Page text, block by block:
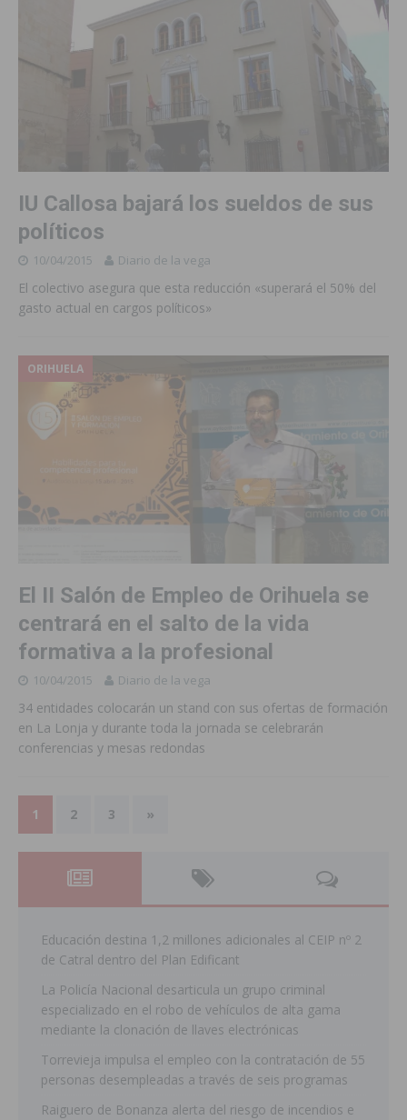
IU Callosa bajará los sueldos de sus
políticos
10/04/2015 Diario de la vega
El colectivo asegura que esta reducción «superará el 50% del
gasto actual en cargos políticos»
ORIHUELA
El II Salón de Empleo de Orihuela se
centrará en el salto de la vida
formativa a la profesional
10/04/2015 Diario de la vega
34 entidades colocarán un stand con sus ofertas de formación
en La Lonja y durante toda la jornada se celebrarán
conferencias y mesas redondas
1 2 3 »
Educación destina 1,2 millones adicionales al CEIP nº 2
de Catral dentro del Plan Edificant
La Policía Nacional desarticula un grupo criminal
especializado en el robo de vehículos de alta gama
mediante la clonación de llaves electrónicas
Torrevieja impulsa el empleo con la contratación de 55
personas desempleadas a través de seis programas
Raiguero de Bonanza alerta del riesgo de incendios e